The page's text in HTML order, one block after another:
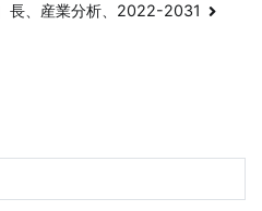
長、産業分析、2022-2031